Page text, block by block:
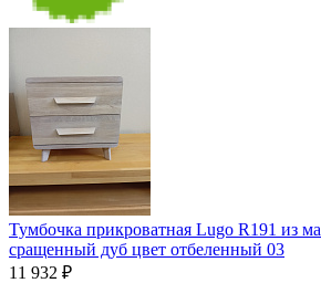
Тумбочка прикроватная Lugo R191 из
сращенный дуб цвет отбеленный 03
11 932 ₽